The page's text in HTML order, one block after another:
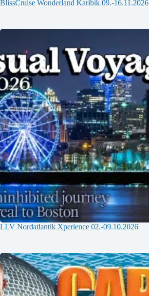
BlissCruise Wonderland Karibik 09.-16.11.2026
LLV Nordatlantik Xperience 02.-09.10.2026